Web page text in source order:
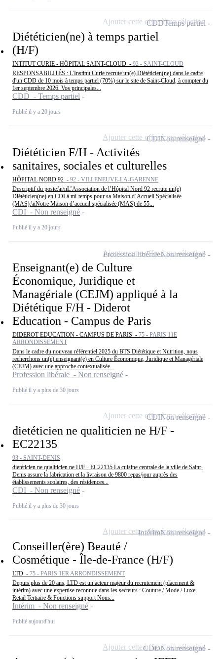
Diététicien(ne) à temps partiel
(H/F)
INTITUT CURIE - HÔPITAL SAINT-CLOUD - 92 - SAINT-CLOUD
RESPONSABILITÉS : L'Institut Curie recrute un(e) Diététicien(ne) dans le cadre
d'un CDD de 10 mois à temps partiel (70%) sur le site de Saint-Cloud, à compter du
1er septembre 2026. Vos principales...
CDD - Temps partiel
Publié il y a 20 jours
CDDTemps partiel
Ajouter cette offre à ma sélection
Diététicien F/H - Activités
sanitaires, sociales et culturelles
HÔPITAL NORD 92 - 92 - VILLENEUVE-LA-GARENNE
Descriptif du poste:\n\nL’Association de l’Hôpital Nord 92 recrute un(e)
Diététicien(ne) en CDI à mi-temps pour sa Maison d’Accueil Spécialisée
(MAS).\nNotre Maison d’accueil spécialisée (MAS) de 55...
CDI - Non renseigné
Publié il y a 20 jours
CDINon renseigné
Ajouter cette offre à ma sélection
Enseignant(e) de Culture
Économique, Juridique et
Managériale (CEJM) appliqué à la
Diététique F/H - Diderot
Education - Campus de Paris
DIDEROT EDUCATION - CAMPUS DE PARIS - 75 - PARIS 11E
ARRONDISSEMENT
Dans le cadre du nouveau référentiel 2025 du BTS Diététique et Nutrition, nous
recherchons un(e) enseignant(e) en Culture Économique, Juridique et Managériale
(CEJM) avec une approche contextualisée...
Profession libérale - Non renseigné
Publié il y a plus de 30 jours
Profession libéraleNon renseigné
Ajouter cette offre à ma sélection
dietéticien ne qualiticien ne H/F -
EC22135
93 - SAINT-DENIS
dietéticien ne qualiticien ne H/F - EC22135 La cuisine centrale de la ville de Saint-
Denis assure la fabrication et la livraison de 9800 repas/jour auprès des
établissements scolaires, des résidences...
CDI - Non renseigné
Publié il y a plus de 30 jours
CDINon renseigné
Ajouter cette offre à ma sélection
Conseiller(ère) Beauté /
Cosmétique - Île-de-France (H/F)
LTD - 75 - PARIS 1ER ARRONDISSEMENT
Depuis plus de 20 ans, LTD est un acteur majeur du recrutement (placement &
intérim) avec une expertise reconnue dans les secteurs : Couture / Mode / Luxe
Retail Tertiaire & Fonctions support Nous...
Intérim - Non renseigné
Publié aujourd'hui
IntérimNon renseigné
Ajouter cette offre à ma sélection
CDDNon renseigné
Ajouter cette offre à ma sélection